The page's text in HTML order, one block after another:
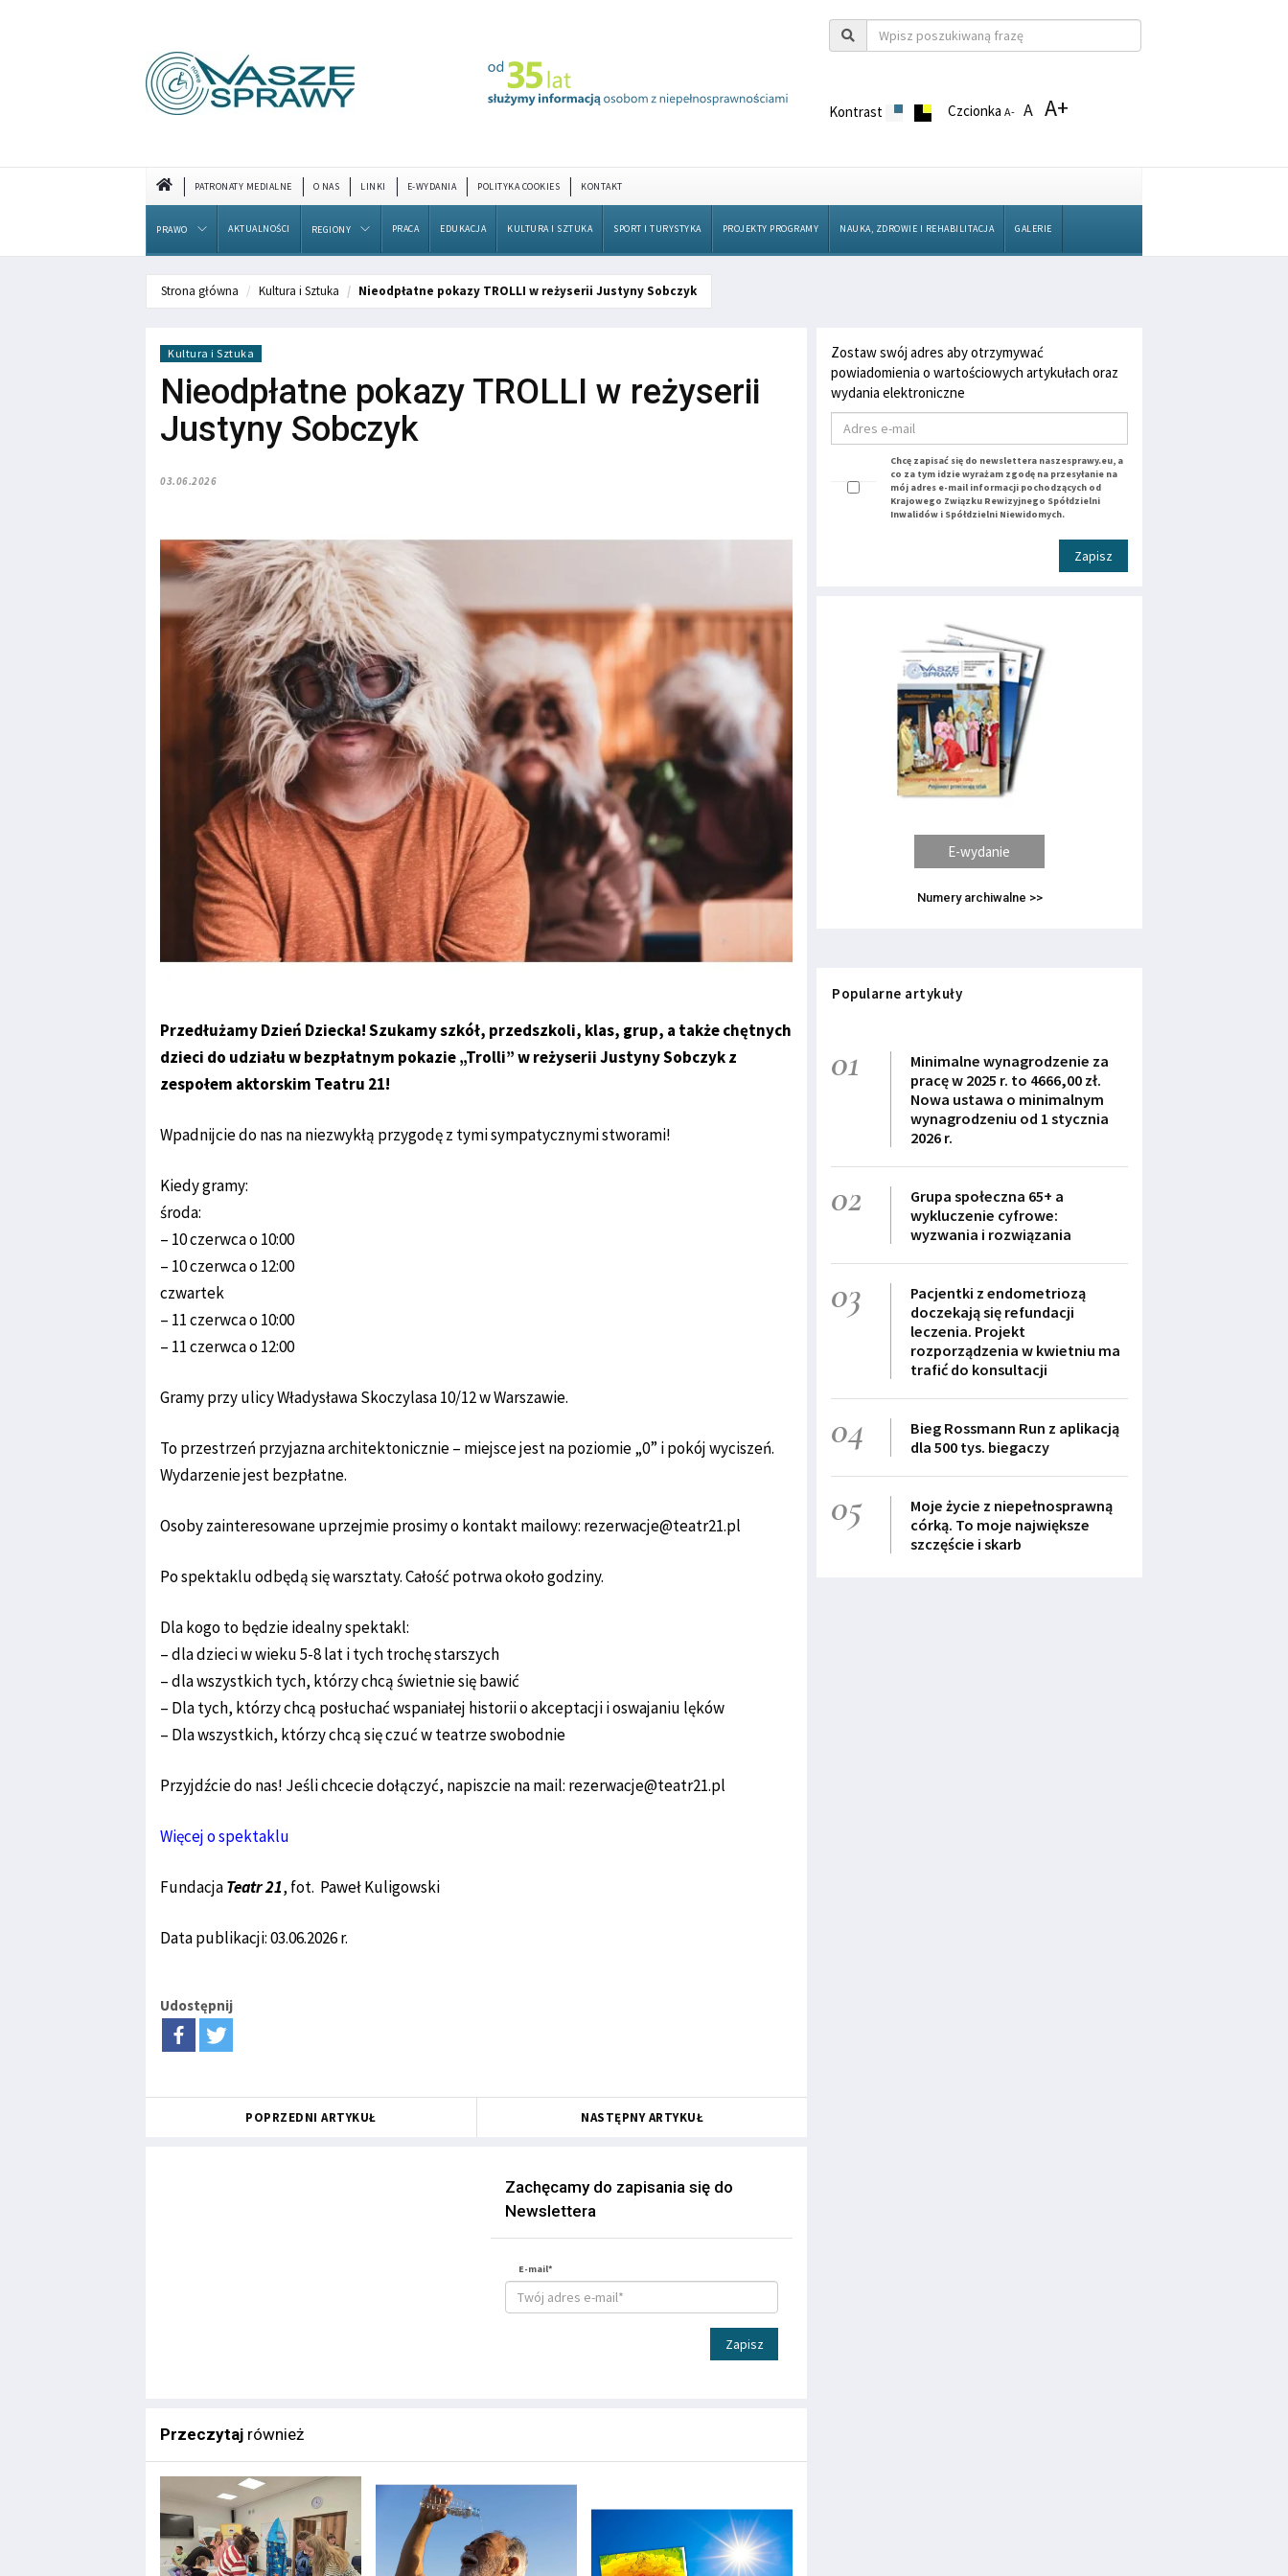
Kontrast CzcionkaA- A A+
PATRONATY MEDIALNE O NAS LINKI E-WYDANIA POLITYKA COOKIES KONTAKT
PRAWO AKTUALNOŚCI REGIONY PRACA EDUKACJA KULTURA I SZTUKA SPORT I TURYSTYKA PROJEKTY PROGRAMY NAUKA, ZDROWIE I REHABILITACJA GALERIE
Strona główna Kultura i Sztuka Nieodpłatne pokazy TROLLI w reżyserii Justyny Sobczyk
Kultura i Sztuka
Nieodpłatne pokazy TROLLI w reżyserii
Justyny Sobczyk
03.06.2026
Przedłużamy Dzień Dziecka! Szukamy szkół, przedszkoli, klas, grup, a także chętnych
dzieci do udziału w bezpłatnym pokazie „Trolli” w reżyserii Justyny Sobczyk z
zespołem aktorskim Teatru 21!
Wpadnijcie do nas na niezwykłą przygodę z tymi sympatycznymi stworami!
Kiedy gramy:
środa:
– 10 czerwca o 10:00
– 10 czerwca o 12:00
czwartek
– 11 czerwca o 10:00
– 11 czerwca o 12:00
Gramy przy ulicy Władysława Skoczylasa 10/12 w Warszawie.
To przestrzeń przyjazna architektonicznie – miejsce jest na poziomie „0” i pokój wyciszeń.
Wydarzenie jest bezpłatne.
Osoby zainteresowane uprzejmie prosimy o kontakt mailowy: rezerwacje@teatr21.pl
Po spektaklu odbędą się warsztaty. Całość potrwa około godziny.
Dla kogo to będzie idealny spektakl:
– dla dzieci w wieku 5-8 lat i tych trochę starszych
– dla wszystkich tych, którzy chcą świetnie się bawić
– Dla tych, którzy chcą posłuchać wspaniałej historii o akceptacji i oswajaniu lęków
– Dla wszystkich, którzy chcą się czuć w teatrze swobodnie
Przyjdźcie do nas! Jeśli chcecie dołączyć, napiszcie na mail: rezerwacje@teatr21.pl
Więcej o spektaklu
FundacjaTeatr 21, fot. Paweł Kuligowski
Data publikacji: 03.06.2026 r.
Udostępnij
POPRZEDNI ARTYKUŁ NASTĘPNY ARTYKUŁ
Zachęcamy do zapisania się do
Newslettera
E-mail*
Zapisz
Przeczytaj również
Zostaw swój adres aby otrzymywać
powiadomienia o wartościowych artykułach oraz
wydania elektroniczne
Chcę zapisać się do newslettera naszesprawy.eu, a
co za tym idzie wyrażam zgodę na przesyłanie na
mój adres e-mail informacji pochodzących od
Krajowego Związku Rewizyjnego Spółdzielni
Inwalidów i Spółdzielni Niewidomych.
Zapisz
E-wydanie
Numery archiwalne >>
Popularne artykuły
01
Minimalne wynagrodzenie za
pracę w 2025 r. to 4666,00 zł.
Nowa ustawa o minimalnym
wynagrodzeniu od 1 stycznia
2026 r.
02
Grupa społeczna 65+ a
wykluczenie cyfrowe:
wyzwania i rozwiązania
03
Pacjentki z endometriozą
doczekają się refundacji
leczenia. Projekt
rozporządzenia w kwietniu ma
trafić do konsultacji
04
Bieg Rossmann Run z aplikacją
dla 500 tys. biegaczy
05
Moje życie z niepełnosprawną
córką. To moje największe
szczęście i skarb